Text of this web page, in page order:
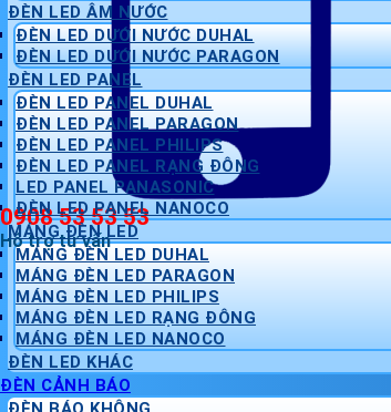
0908 53 53 53
Hỗ trợ tư vấn
ĐÈN LED ÂM NƯỚC
ĐÈN LED DƯỚI NƯỚC DUHAL
ĐÈN LED DƯỚI NƯỚC PARAGON
ĐÈN LED PANEL
ĐÈN LED PANEL DUHAL
ĐÈN LED PANEL PARAGON
ĐÈN LED PANEL PHILIPS
ĐÈN LED PANEL RẠNG ĐÔNG
LED PANEL PANASONIC
ĐÈN LED PANEL NANOCO
MÁNG ĐÈN LED
MÁNG ĐÈN LED DUHAL
MÁNG ĐÈN LED PARAGON
MÁNG ĐÈN LED PHILIPS
MÁNG ĐÈN LED RẠNG ĐÔNG
MÁNG ĐÈN LED NANOCO
ĐÈN LED KHÁC
ĐÈN CẢNH BÁO